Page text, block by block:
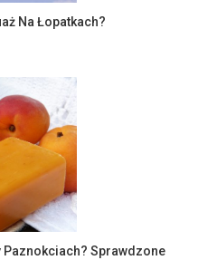
Na Łopatkach?
Paznokciach? Sprawdzone